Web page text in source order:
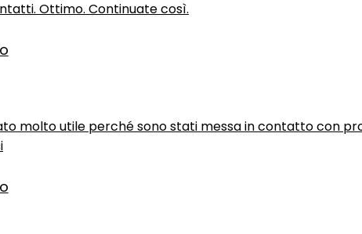
Ottimo. Continuate così.
molto utile perché sono stati messa in contatto con